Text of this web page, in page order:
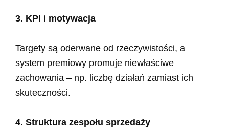
3. KPI i motywacja
Targety są oderwane od rzeczywistości, a
system premiowy promuje niewłaściwe
zachowania – np. liczbę działań zamiast ich
skuteczności.
4. Struktura zespołu sprzedaży